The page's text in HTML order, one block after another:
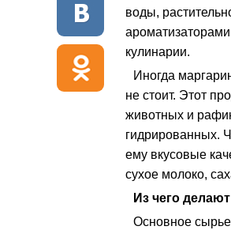
воды,
кулинарии.
Иногда
не стоит. Этот
животных и
гидрированных.
ему вкусовые
сухое молоко,
Из чего
Основное сырье